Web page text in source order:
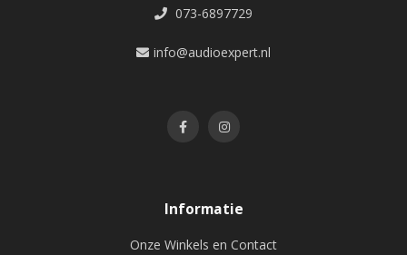
073-6897729
info@audioexpert.nl
Informatie
Onze Winkels en Contact